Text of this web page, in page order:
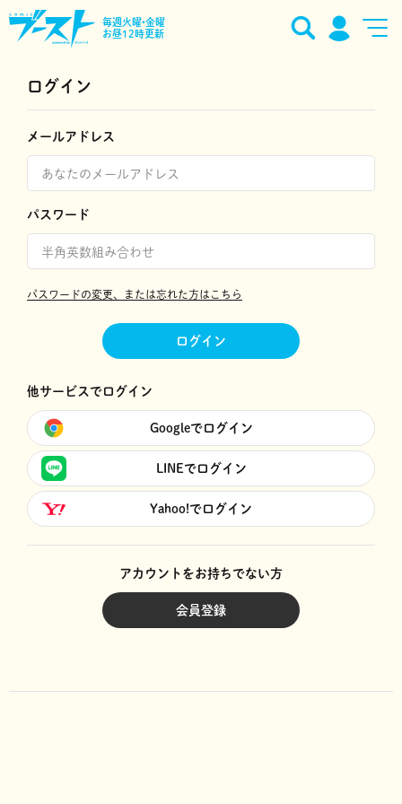
毎週火曜•金曜
お昼12時更新
ログイン
メールアドレス
パスワード
パスワードの変更、または忘れた方はこちら
ログイン
他サービスでログイン
Googleでログイン
LINEでログイン
Yahoo!でログイン
アカウントをお持ちでない方
会員登録